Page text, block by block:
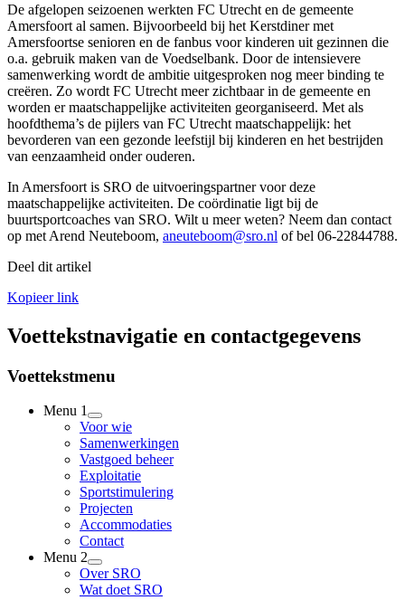
De afgelopen seizoenen werkten FC Utrecht en de gemeente
Amersfoort al samen. Bijvoorbeeld bij het Kerstdiner met
Amersfoortse senioren en de fanbus voor kinderen uit gezinnen die
o.a. gebruik maken van de Voedselbank. Door de intensievere
samenwerking wordt de ambitie uitgesproken nog meer binding te
creëren. Zo wordt FC Utrecht meer zichtbaar in de gemeente en
worden er maatschappelijke activiteiten georganiseerd. Met als
hoofdthema’s de pijlers van FC Utrecht maatschappelijk: het
bevorderen van een gezonde leefstijl bij kinderen en het bestrijden
van eenzaamheid onder ouderen.
In Amersfoort is SRO de uitvoeringspartner voor deze
maatschappelijke activiteiten. De coördinatie ligt bij de
buurtsportcoaches van SRO. Wilt u meer weten? Neem dan contact
op met Arend Neuteboom, aneuteboom@sro.nl of bel 06-22844788.
Deel dit artikel
Kopieer link
Voettekstnavigatie en contactgegevens
Voettekstmenu
Menu 1
Voor wie
Samenwerkingen
Vastgoed beheer
Exploitatie
Sportstimulering
Projecten
Accommodaties
Contact
Menu 2
Over SRO
Wat doet SRO